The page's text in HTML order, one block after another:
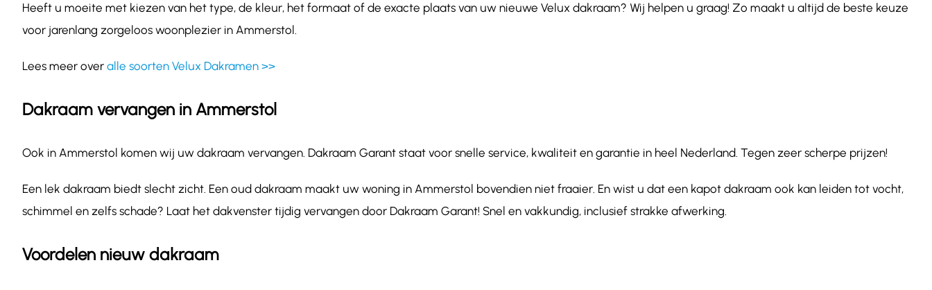
Heeft u moeite met kiezen van het type, de kleur, het formaat of de exacte plaats van uw nieuwe Velux dakraam? Wij helpen u graag! Zo maakt u altijd de beste keuze
voor jarenlang zorgeloos woonplezier in Ammerstol.
Lees meer over alle soorten Velux Dakramen >>
Dakraam vervangen in Ammerstol
Ook in Ammerstol komen wij uw dakraam vervangen. Dakraam Garant staat voor snelle service, kwaliteit en garantie in heel Nederland. Tegen zeer scherpe prijzen!
Een lek dakraam biedt slecht zicht. Een oud dakraam maakt uw woning in Ammerstol bovendien niet fraaier. En wist u dat een kapot dakraam ook kan leiden tot vocht,
schimmel en zelfs schade? Laat het dakvenster tijdig vervangen door Dakraam Garant! Snel en vakkundig, inclusief strakke afwerking.
Voordelen nieuw dakraam